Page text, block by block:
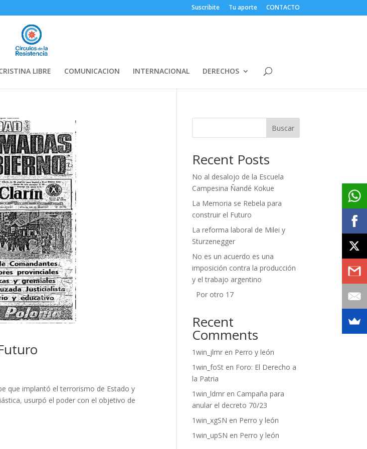
Suscribite Tu aporte CONTACTO
LIBRE COMUNICACION INTERNACIONAL DERECHOS
que implantó el terrorismo de Estado y
usurpó el poder con el objetivo de
Buscar
Recent Posts
No al desalojo de la Escuela
Campesina Ñandé Kokue
La Memoria se Rebela para
construir el Futuro
La reforma laboral de Milei y
Sturzenegger
No es un acuerdo es una
imposición contra la producción
y el trabajo argentino
Por otro 17
Recent
Comments
1win_jlmren Perro y león
1win_foSten Foro: El Derecho a
la Patria
1win_ldmren Campaña para
anular el decreto 70/23
1win_xgSN en Perro y león
1win_upSN en Perro y león